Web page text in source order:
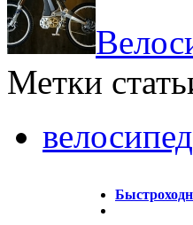
Метки
велосипед